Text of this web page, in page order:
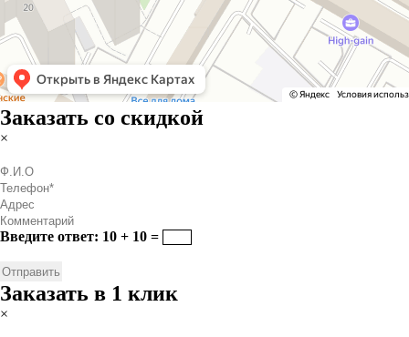
Заказать со скидкой
×
Введите ответ: 10 + 10 =
Заказать в 1 клик
×